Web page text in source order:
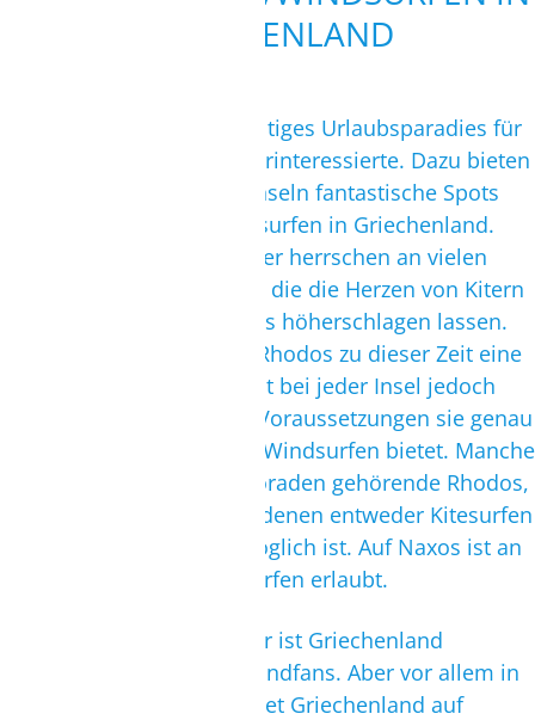
GRIECHENLAND
Griechenland ist ein vielfältiges Urlaubsparadies für
Strandliebhaber und Kulturinteressierte. Dazu bieten
einige der bekanntesten Inseln fantastische Spots
zum Kite- und Wing/Windsurfen in Griechenland.
Besonders im Hochsommer herrschen an vielen
Stellen Windbedingungen, die die Herzen von Kitern
und Windsurfern zweifellos höherschlagen lassen.
So gibt es auf Naxos und Rhodos zu dieser Zeit eine
Top-Windquote. Wichtig ist bei jeder Insel jedoch
darauf zu achten, welche Voraussetzungen sie genau
fürs Kiten und/oder Wing/Windsurfen bietet. Manche
Inseln, z.B. das zu den Sporaden gehörende Rhodos,
haben mehrere Spots, an denen entweder Kitesurfen
oder Wing/Windsurfen möglich ist. Auf Naxos ist an
unserem Spot nur Windsurfen erlaubt.
Von März/April bis Oktober ist Griechenland
perfekter Gastgeber für Windfans. Aber vor allem in
den Sommermonaten bietet Griechenland auf